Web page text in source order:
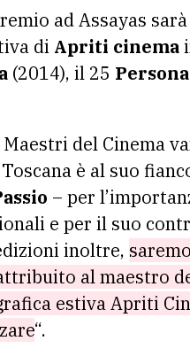
ad Assayas
di Apriti cinema
(2014), il 25
del Cinema
è al suo
– per
e per il suo
inoltre,
al maestro
estiva Apriti
“.